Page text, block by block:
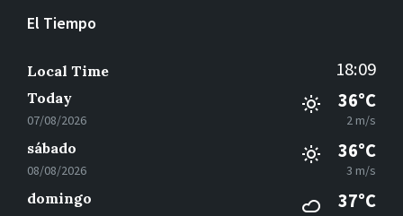
El Tiempo
Local Time 18:09
Today
07/08/2026
36°C
2 m/s
sábado
08/08/2026
36°C
3 m/s
domingo 37°C